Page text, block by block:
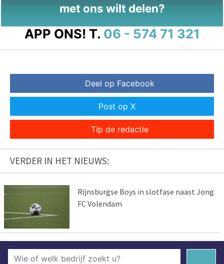
met ons wilt delen?
APP ONS! T. 06 - 574 71 321
Deel op Facebook
Post op X
Tip de redactie
VERDER IN HET NIEUWS:
Rijnsburgse Boys in slotfase naast Jong
FC Volendam